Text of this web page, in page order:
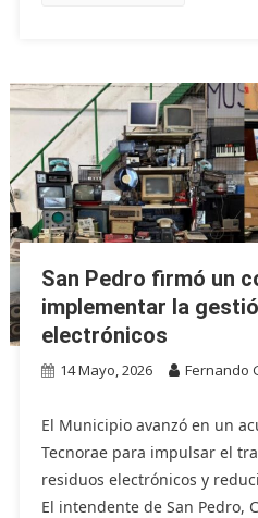
San Pedro firmó un
implementar la
electrónicos
14 Mayo, 2026 Fernando
El Municipio avanzó en un
Tecnorae para impulsar el
residuos electrónicos y
El intendente de San Pedro,